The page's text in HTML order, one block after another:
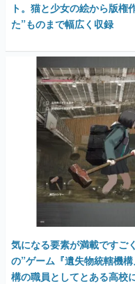
ト。猫と少女の絵から版権
た”ものまで幅広く収録
気になる要素が満載ですご
の”ゲーム『遺失物統轄機
構の職員としてとある高校